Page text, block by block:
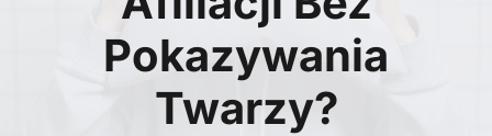
Pokazywania
Twarzy?